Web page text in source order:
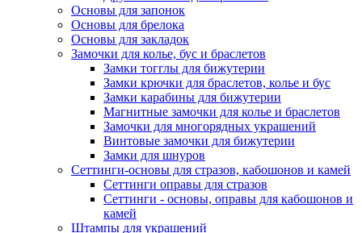
Основы для запонок
Основы для брелока
Основы для закладок
Замочки для колье, бус и браслетов
Замки тогглы для бижутерии
Замки крючки для браслетов, колье и бус
Замки карабины для бижутерии
Магнитные замочки для колье и браслетов
Замочки для многорядных украшений
Винтовые замочки для бижутерии
Замки для шнуров
Сеттинги-основы для стразов, кабошонов и камей
Сеттинги оправы для стразов
Сеттинги - основы, оправы для кабошонов и
камей
Штампы для украшений